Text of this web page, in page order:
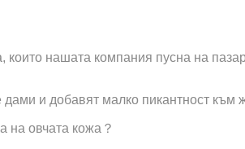
които нашата компания пусна на
и добавят малко пикантност към
на овчата кожа？